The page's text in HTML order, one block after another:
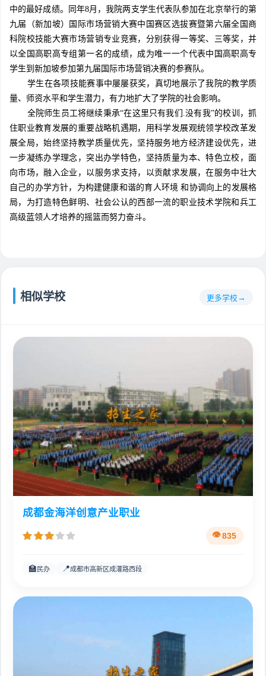
中的最好成绩。同年8月，我院两支学生代表队参加在北京举行的第
九届（新加坡）国际市场营销大赛中国赛区选拔赛暨第六届全国商
科院校技能大赛市场营销专业竞赛，分别获得一等奖、三等奖，并
以全国高职高专组第一名的成绩，成为唯一一个代表中国高职高专
学生到新加坡参加第九届国际市场营销决赛的参赛队。
学生在各项技能赛事中屡屡获奖，真切地展示了我院的教学质
量、师资水平和学生潜力，有力地扩大了学院的社会影响。
全院师生员工将继续秉承“在这里只有我们.没有我”的校训，抓
住职业教育发展的重要战略机遇期，用科学发展观统领学校改革发
展全局，始终坚持教学质量优先，坚持服务地方经济建设优先，进
一步凝练办学理念，突出办学特色，坚持质量为本、特色立校，面
向市场，融入企业，以服务求支持，以贡献求发展，在服务中壮大
自己的办学方针，为构建健康和谐的育人环境 和协调向上的发展格
局，为打造特色鲜明、社会公认的西部一流的职业技术学院和兵工
高级蓝领人才培养的摇篮而努力奋斗。
相似学校 更多学校
成都金海洋创意产业职业
835
🏫 民办 📍成都市高新区成灌路西段